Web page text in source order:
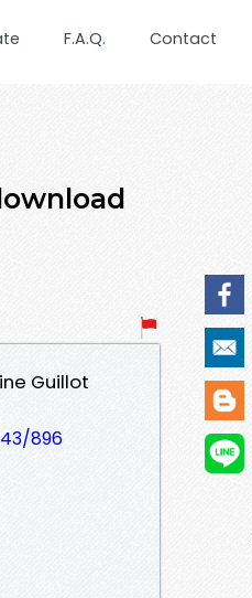
F.A.Q. Contact
Guillot
896